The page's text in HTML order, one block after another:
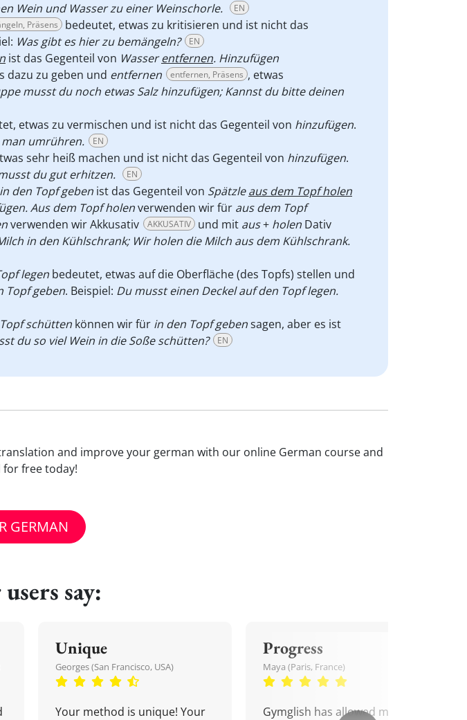
Wein und Wasser zu einer Weinschorle. EN
Präsens
bedeutet, etwas zu kritisieren und ist nicht das
Was gibt es hier zu bemängeln? EN
ist das Gegenteil von Wasserentfernen. Hinzufügen
dazu zu geben und entfernen entfernen, Präsens , etwas
musst du noch etwas Salz hinzufügen; Kannst du bitte deinen
etwas zu vermischen und ist nicht das Gegenteil von hinzufügen.
umrühren. EN
sehr heiß machen und ist nicht das Gegenteil von hinzufügen.
du gut erhitzen. EN
den Topf geben ist das Gegenteil von Spätzleaus dem Topf holen
Aus dem Topf holenverwenden wir für aus dem Topf
verwenden wir Akkusativ AKKUSATIV und mit aus+ holen Dativ
in den Kühlschrank; Wir holen die Milch aus dem Kühlschrank.
legen bedeutet, etwas auf die Oberfläche (des Topfs) stellen und
Topf geben. Beispiel: Du musst einen Deckel auf den Topf legen.
schütten können wir für in den Topf gebensagen, aber es ist
du so viel Wein in die Soße schütten? EN
and improve your german with our online German course and
free today!
GERMAN
say:
Unique
Georges (San Francisco, USA)
Your method is unique! Your
Progress
Maya (Paris, France)
Gymglish has allowed me to